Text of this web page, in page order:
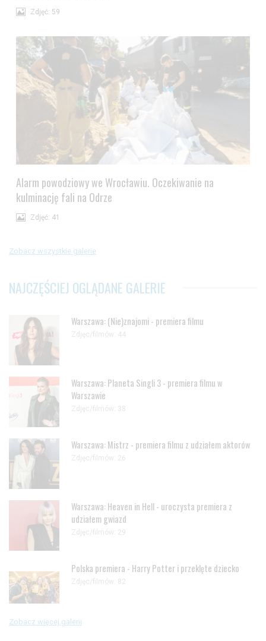
Zdjęć: 59
Alarm powodziowy we Wrocławiu. Oczekiwanie na
kulminację fali na Odrze
Zdjęć: 41
Zobacz wszystkie galerie
NAJCZĘŚCIEJ OGLĄDANE GALERIE
Warszawa: (Nie)znajomi - premiera filmu
Zdjęc/filmów: 44
Warszawa: Planeta Singli 3 - premiera filmu w
Warszawie
Zdjęc/filmów: 38
Warszawa: Mistrz - premiera filmu z udziałem aktorów
Zdjęc/filmów: 26
Warszawa: Heaven in Hell - uroczysta premiera z
udziałem gwiazd
Zdjęc/filmów: 29
Polska premiera - Harry Potter i przeklęte dziecko
Zdjęc/filmów: 82
Zobacz więcej galerii